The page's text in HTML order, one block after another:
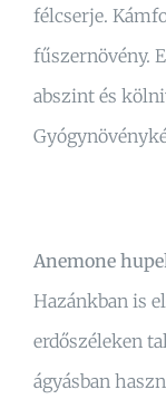
félcserje.
fűszernövény.
abszint és
Anemone
Hazánkban is
erdőszéleken
ágyásban